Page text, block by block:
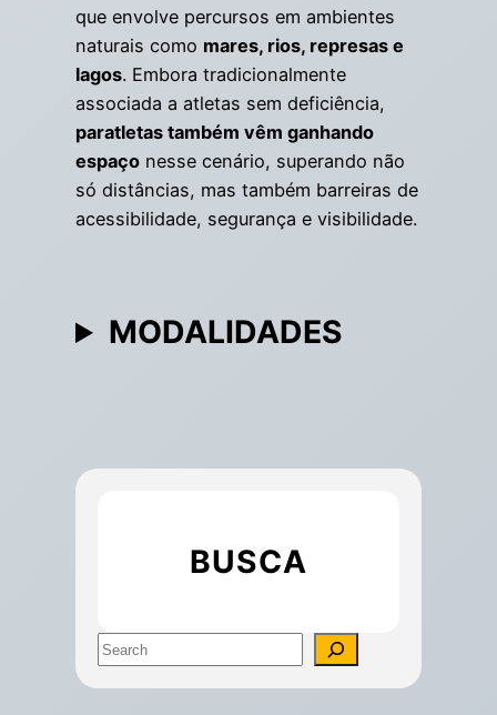
que envolve percursos em ambientes
naturais como mares, rios, represas e
lagos. Embora tradicionalmente
associada a atletas sem deficiência,
paratletas também vêm ganhando
espaço nesse cenário, superando não
só distâncias, mas também barreiras de
acessibilidade, segurança e visibilidade.
MODALIDADES
BUSCA